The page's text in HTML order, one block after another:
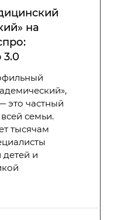
на
3.0
это частный
семьи.
тысячам
детей и